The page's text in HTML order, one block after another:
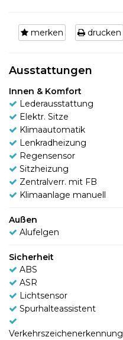
merken drucken
Ausstattungen
Innen & Komfort
Lederausstattung
Elektr. Sitze
Klimaautomatik
Lenkradheizung
Regensensor
Sitzheizung
Zentralverr. mit FB
Klimaanlage manuell
Außen
Alufelgen
Sicherheit
ABS
ASR
Lichtsensor
Spurhalteassistent
Verkehrszeichenerkennung